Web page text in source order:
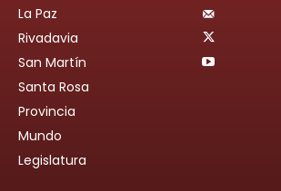
La Paz
Rivadavia
San Martín
Santa Rosa
Provincia
Mundo
Legislatura